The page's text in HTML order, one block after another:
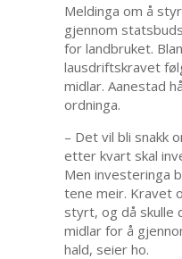
Meldinga om å
gjennom
for landbruket.
lausdriftskravet
midlar. Aanestad
ordninga.
– Det vil bli snakk
etter kvart skal
Men investeringa
tene meir. Kravet
styrt, og då skulle
midlar for å
hald, seier ho.